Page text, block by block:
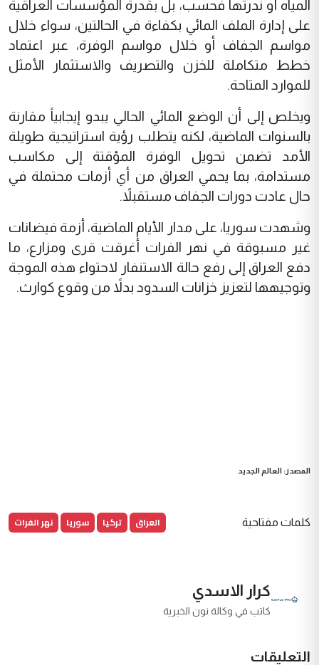
المياه أو ندرتها فحسب، بل بقدرة المؤسسات العراقية
على إدارة الملف المائي بكفاءة في الحالتين، سواء خلال
مواسم الجفاف أو خلال مواسم الوفرة، عبر اعتماد
خطط متكاملة للخزن والتصريف والاستثمار الأمثل
للموارد المتاحة.
ويخلص إلى أن الوضع المائي الحالي يبدو إيجابياً مقارنة
بالسنوات الماضية، لكنه يتطلب رؤية استراتيجية طويلة
الأمد تضمن تحويل الوفرة المؤقتة إلى مكاسب
مستدامة، بما يحمي العراق من أي أزمات محتملة في
حال عادت دورات الجفاف مستقبلاً.
وشهدت سوريا، على مدار الأيام الماضية، أزمة فيضانات
غير مسبوقة في نهر الفرات أغرقت قرى ومزارع، ما
دفع العراق إلى رفع حالة الاستنفار لاحتواء هذه الموجة
وتوجيهها لتعزيز خزانات السدود بدلاً من وقوع كوارث.
المصدر: العالم الجديد
كلمات مفتاحية العراق تركيا سوريا نهر الفرات
كرار الاسدي
كاتب في وكالة نون الخبرية
التعليقات